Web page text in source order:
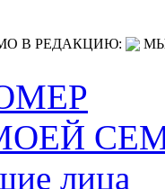
В РЕДАКЦИЮ:
лица